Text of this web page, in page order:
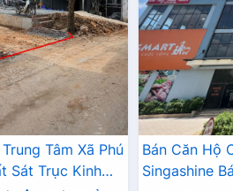
Tâm Xã Phú
Sát Trục Kinh
Bán Căn Hộ
Singashine